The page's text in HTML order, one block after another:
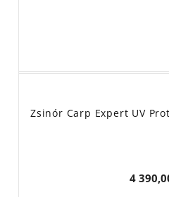
Zsinór Carp Expert UV
4